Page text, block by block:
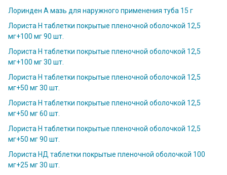
Лоринден А мазь для наружного применения туба 15 г
Лориста Н таблетки покрытые пленочной оболочкой 12,5
мг+100 мг 90 шт.
Лориста Н таблетки покрытые пленочной оболочкой 12,5
мг+100 мг 30 шт.
Лориста Н таблетки покрытые пленочной оболочкой 12,5
мг+50 мг 30 шт.
Лориста Н таблетки покрытые пленочной оболочкой 12,5
мг+50 мг 60 шт.
Лориста Н таблетки покрытые пленочной оболочкой 12,5
мг+50 мг 90 шт.
Лориста НД таблетки покрытые пленочной оболочкой 100
мг+25 мг 30 шт.